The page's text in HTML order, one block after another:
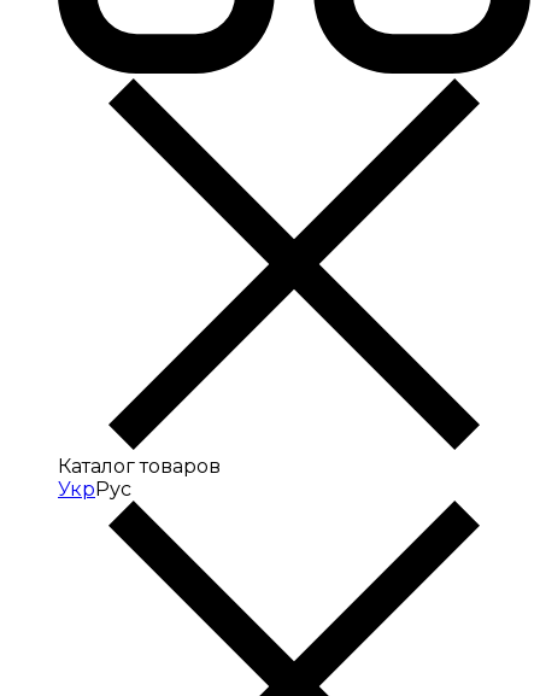
Каталог товаров
УкрРус